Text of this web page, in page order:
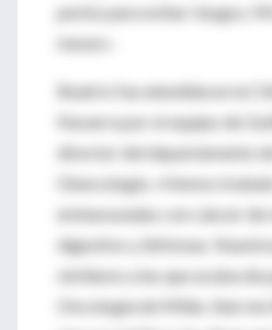
pecho para evitar riesgos.
meses».
Beatriz fue atendida en la
Navarra por el equipo de
director del departamento
Ginecología. «Hemos
embarazadas con cáncer de
digestivo y linfomas.
similares a las que acaba
Oncología de Milán. Aún